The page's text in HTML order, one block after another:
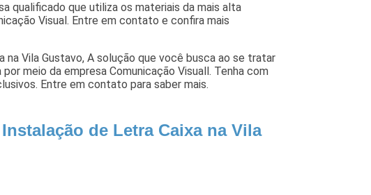
qualificado que utiliza os materiais da mais alta
Visual. Entre em contato e confira mais
Vila Gustavo, A solução que você busca ao se tratar
meio da empresa Comunicação Visuall. Tenha com
Entre em contato para saber mais.
de Letra Caixa na Vila